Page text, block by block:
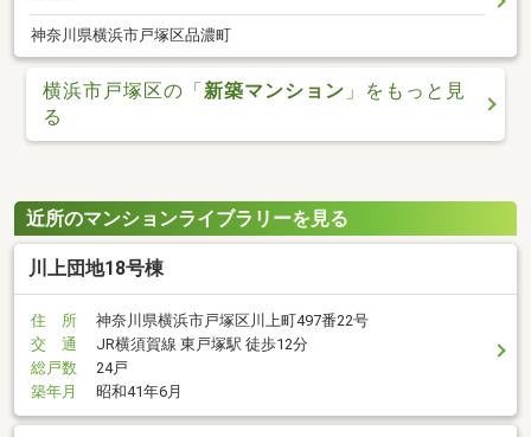
神奈川県横浜市戸塚区品濃町
横浜市戸塚区の「新築マンション 」をもっと見
る
近所のマンションライブラリーを見る
川上団地18号棟
住 所
神奈川県横浜市戸塚区川上町497番22号
交 通
JR横須賀線 東戸塚駅 徒歩12分
総戸数
24戸
築年月
昭和41年6月